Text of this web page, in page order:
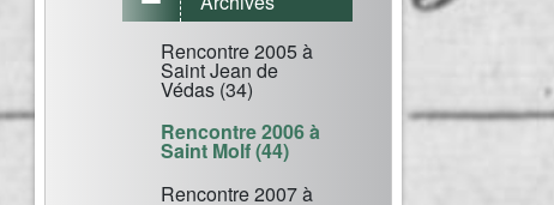
Rencontre 2005 à
Saint Jean de
Védas (34)
Rencontre 2006 à
Saint Molf (44)
Rencontre 2007 à